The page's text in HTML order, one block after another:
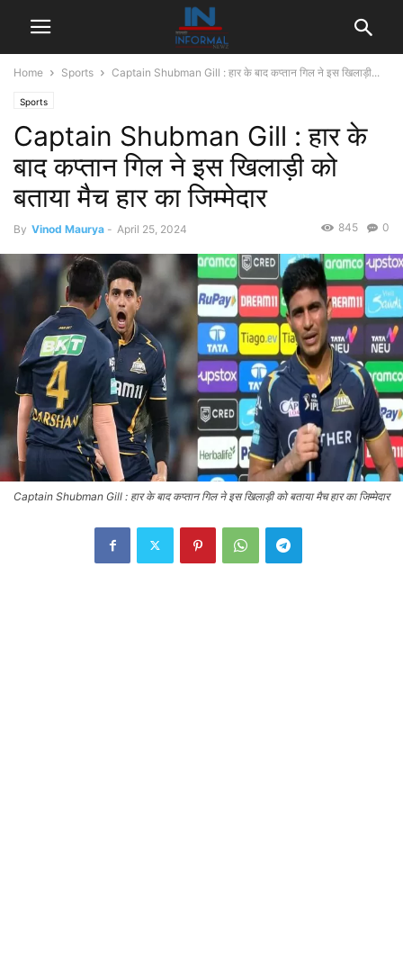
Home Sports Captain Shubman Gill : हार के बाद कप्तान गिल ने इस खिलाड़ी...
Sports
Captain Shubman Gill : हार के
बाद कप्तान गिल ने इस खिलाड़ी को
बताया मैच हार का जिम्मेदार
By Vinod Maurya - April 25, 2024 0
845
Captain Shubman Gill : हार के बाद कप्तान गिल ने इस खिलाड़ी को बताया मैच हार का जिम्मेदार